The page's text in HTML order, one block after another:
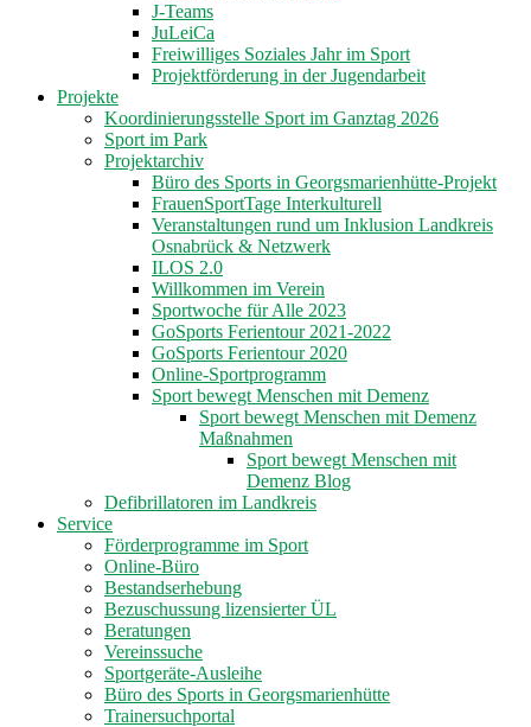
J-Teams
JuLeiCa
Freiwilliges Soziales Jahr im Sport
Projektförderung in der Jugendarbeit
Projekte
Koordinierungsstelle Sport im Ganztag 2026
Sport im Park
Projektarchiv
Büro des Sports in Georgsmarienhütte-Projekt
FrauenSportTage Interkulturell
Veranstaltungen rund um Inklusion Landkreis
Osnabrück & Netzwerk
ILOS 2.0
Willkommen im Verein
Sportwoche für Alle 2023
GoSports Ferientour 2021-2022
GoSports Ferientour 2020
Online-Sportprogramm
Sport bewegt Menschen mit Demenz
Sport bewegt Menschen mit Demenz
Maßnahmen
Sport bewegt Menschen mit
Demenz Blog
Defibrillatoren im Landkreis
Service
Förderprogramme im Sport
Online-Büro
Bestandserhebung
Bezuschussung lizensierter ÜL
Beratungen
Vereinssuche
Sportgeräte-Ausleihe
Büro des Sports in Georgsmarienhütte
Trainersuchportal